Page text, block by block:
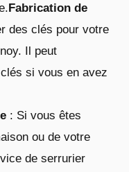
Fabrication de
des clés pour votre
Il peut
si vous en avez
: Si vous êtes
ou de votre
de serrurier